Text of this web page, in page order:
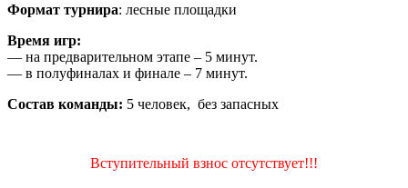
Формат турнира: лесные площадки
Время игр:
— на предварительном этапе – 5 минут.
— в полуфиналах и финале – 7 минут.
Состав команды: 5 человек, без запасных
Вступительный взнос отсутствует!!!